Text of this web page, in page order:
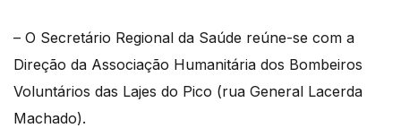
– O Secretário Regional da Saúde reúne-se com a
Direção da Associação Humanitária dos Bombeiros
Voluntários das Lajes do Pico (rua General Lacerda
Machado).